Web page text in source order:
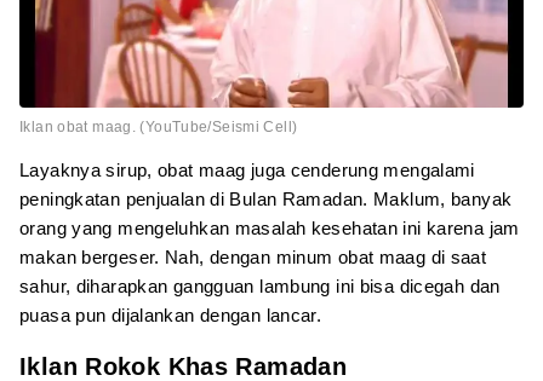
Iklan obat maag. (YouTube/Seismi Cell)
Layaknya sirup, obat maag juga cenderung mengalami
peningkatan penjualan di Bulan Ramadan. Maklum, banyak
orang yang mengeluhkan masalah kesehatan ini karena jam
makan bergeser. Nah, dengan minum obat maag di saat
sahur, diharapkan gangguan lambung ini bisa dicegah dan
puasa pun dijalankan dengan lancar.
Iklan Rokok Khas Ramadan